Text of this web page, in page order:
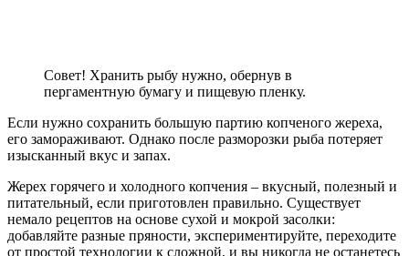
Совет! Хранить рыбу нужно, обернув в
пергаментную бумагу и пищевую пленку.
Если нужно сохранить большую партию копченого жереха,
его замораживают. Однако после разморозки рыба потеряет
изысканный вкус и запах.
Жерех горячего и холодного копчения – вкусный, полезный и
питательный, если приготовлен правильно. Существует
немало рецептов на основе сухой и мокрой засолки:
добавляйте разные пряности, экспериментируйте, переходите
от простой технологии к сложной, и вы никогда не останетесь